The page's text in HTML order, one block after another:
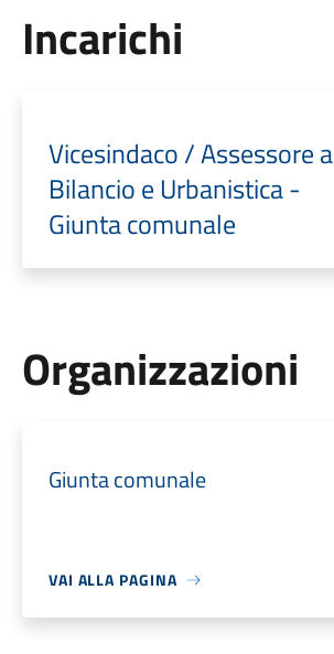
Incarichi
Vicesindaco / Assessore a
Bilancio e Urbanistica -
Giunta comunale
Organizzazioni
Giunta comunale
VAI ALLA PAGINA